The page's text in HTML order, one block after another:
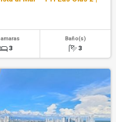
3
Baño(s)
3